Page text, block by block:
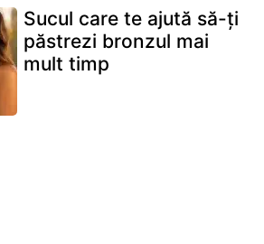
Sucul care te ajută să-ți
păstrezi bronzul mai
mult timp